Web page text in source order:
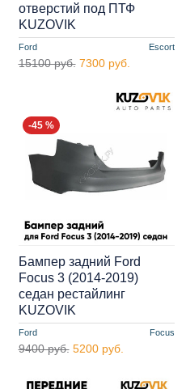
Ford Escort
отверстий под ПТФ
KUZOVIK
15100 руб. 7300 руб.
-45 %
Ford Focus
Бампер задний Ford
Focus 3 (2014-2019)
седан рестайлинг
KUZOVIK
9400 руб. 5200 руб.